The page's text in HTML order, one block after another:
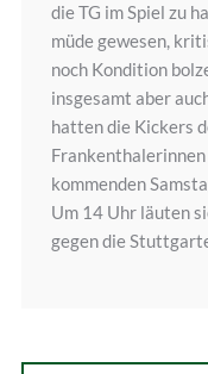
die TG im Spiel zu
müde gewesen,
noch Kondition
insgesamt aber
hatten die Kickers
kommenden
Um 14 Uhr läuten
gegen die